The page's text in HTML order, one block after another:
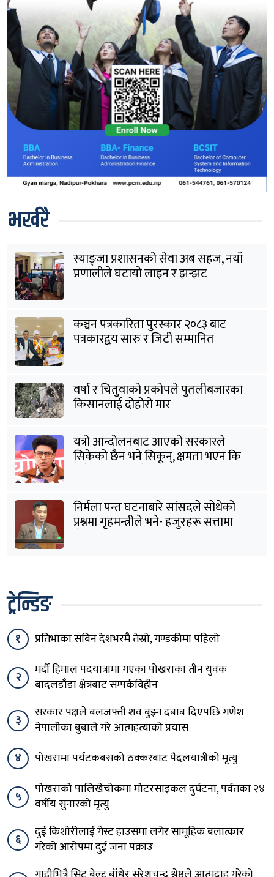
भर्खरै
स्याङ्जा प्रशासनको सेवा अब सहज, नयाँ
प्रणालीले घटायो लाइन र झन्झट
कञ्चन पत्रकारिता पुरस्कार २०८३ बाट
पत्रकारद्वय सारु र जिटी सम्मानित
वर्षा र चितुवाको प्रकोपले पुतलीबजारका
किसानलाई दोहोरो मार
यत्रो आन्दोलनबाट आएको सरकारले
सिकेको छैन भने सिकून्, क्षमता भएन कि
निर्मला पन्त घटनाबारे सांसदले सोधेको
प्रश्नमा गृहमन्त्रीले भने- हजुरहरू सत्तामा
ट्रेन्डिङ
१ प्रतिभाका सबिन देशभरमै तेस्रो, गण्डकीमा पहिलो
२
मर्दी हिमाल पदयात्रामा गएका पोखराका तीन युवक
बादलडाँडा क्षेत्रबाट सम्पर्कविहीन
३
सरकार पक्षले बलजफ्ती शव बुझ्न दबाब दिएपछि गणेश
नेपालीका बुबाले गरे आत्महत्याको प्रयास
४
पोखरामा पर्यटकबसको ठक्करबाट पैदलयात्रीको मृत्यु
५
पोखराको पालिखेचोकमा मोटरसाइकल दुर्घटना, पर्वतका २४
वर्षीय सुनारको मृत्यु
६
दुई किशोरीलाई गेस्ट हाउसमा लगेर सामूहिक बलात्कार
गरेको आरोपमा दुई जना पक्राउ